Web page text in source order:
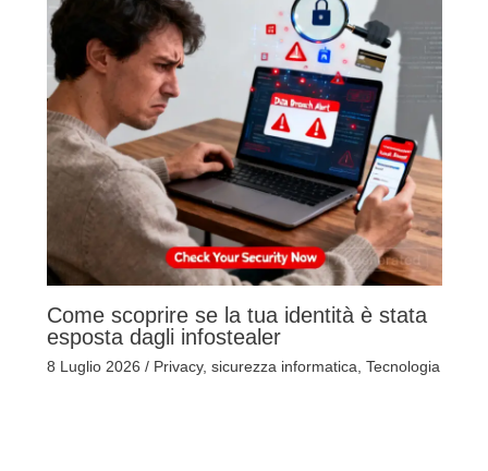
Come scoprire se la tua identità è stata
esposta dagli infostealer
8 Luglio 2026 / Privacy, sicurezza informatica Tecnologia